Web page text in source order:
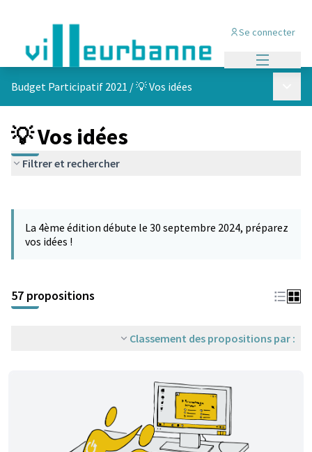
Se connecter
Budget Participatif 2021 /💡 Vos idées
💡 Vos idées
Filtrer et rechercher
La 4ème édition débute le 30 septembre 2024, préparez
vos idées !
57 propositions
Classement des propositions par :